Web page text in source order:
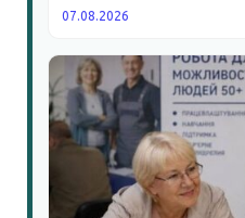
07.08.2026